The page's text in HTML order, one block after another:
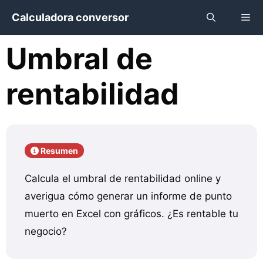
contenido
Calculadora conversor
Umbral de
rentabilidad
Resumen
Calcula el umbral de rentabilidad online y
averigua cómo generar un informe de punto
muerto en Excel con gráficos. ¿Es rentable tu
negocio?